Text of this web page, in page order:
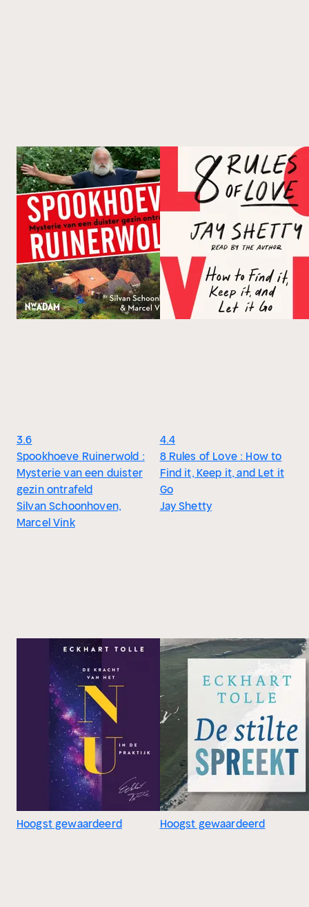
3.6
Spookhoeve Ruinerwold :
Mysterie van een duister
gezin ontrafeld
Silvan Schoonhoven,
Marcel Vink
4.4
8 Rules of Love : How to
Find it, Keep it, and Let it
Go
Jay Shetty
Hoogst gewaardeerd Hoogst gewaardeerd